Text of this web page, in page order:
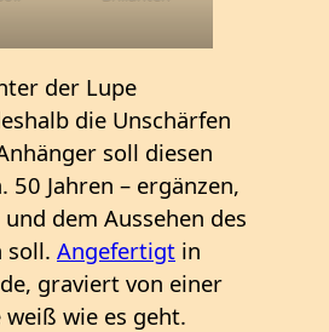
der Lupe
die Unschärfen
soll diesen
50 Jahren – ergänzen,
dem Aussehen des
soll. Angefertigt in
graviert von einer
wie es geht.